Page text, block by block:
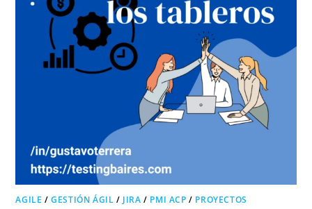
AGILE /GESTIÓN ÁGIL / JIRA / PMI ACP / PROYECTOS